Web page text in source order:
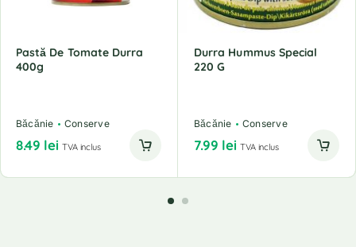
Pastă De Tomate Durra
400g
Băcănie Conserve
8.49 lei TVA inclus
Durra Hummus Special
220 G
Băcănie Conserve
7.99 lei TVA inclus